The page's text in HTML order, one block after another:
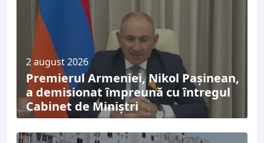
2 august 2026
Premierul Armeniei, Nikol Pașinean,
a demisionat împreună cu întregul
Cabinet de Miniștri